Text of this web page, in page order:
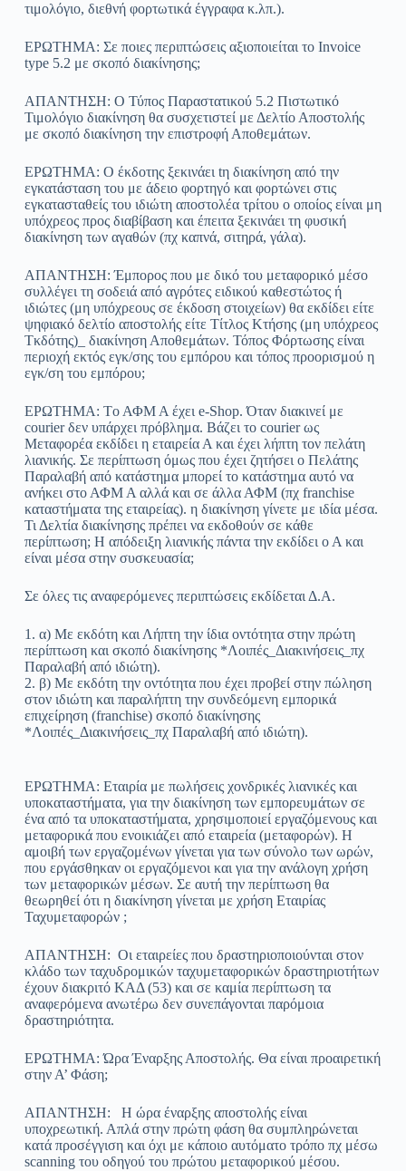
τιμολόγιο, διεθνή φορτωτικά έγγραφα κ.λπ.).
ΕΡΩΤΗΜΑ: Σε ποιες περιπτώσεις αξιοποιείται το Invoice
type 5.2 με σκοπό διακίνησης;
ΑΠΑΝΤΗΣΗ: Ο Τύπος Παραστατικού 5.2 Πιστωτικό
Τιμολόγιο διακίνηση θα συσχετιστεί με Δελτίο Αποστολής
με σκοπό διακίνηση την επιστροφή Αποθεμάτων.
ΕΡΩΤΗΜΑ: O έκδοτης ξεκινάει tη διακίνηση από την
εγκατάσταση του με άδειο φορτηγό και φορτώνει στις
εγκατασταθείς του ιδιώτη αποστολέα τρίτου ο οποίος είναι μη
υπόχρεος προς διαβίβαση και έπειτα ξεκινάει τη φυσική
διακίνηση των αγαθών (πχ καπνά, σιτηρά, γάλα).
ΑΠΑΝΤΗΣΗ: Έμπορος που με δικό του μεταφορικό μέσο
συλλέγει τη σοδειά από αγρότες ειδικού καθεστώτος ή
ιδιώτες (μη υπόχρεους σε έκδοση στοιχείων) θα εκδίδει είτε
ψηφιακό δελτίο αποστολής είτε Τίτλος Κτήσης (μη υπόχρεος
Τκδότης)_ διακίνηση Αποθεμάτων. Τόπος Φόρτωσης είναι
περιοχή εκτός εγκ/σης του εμπόρου και τόπος προορισμού η
εγκ/ση του εμπόρου;
ΕΡΩΤΗΜΑ: Tο ΑΦΜ Α έχει e-Shop. Όταν διακινεί με
courier δεν υπάρχει πρόβλημα. Βάζει το courier ως
Μεταφορέα εκδίδει η εταιρεία Α και έχει λήπτη τον πελάτη
λιανικής. Σε περίπτωση όμως που έχει ζητήσει ο Πελάτης
Παραλαβή από κατάστημα μπορεί το κατάστημα αυτό να
ανήκει στο ΑΦΜ Α αλλά και σε άλλα ΑΦΜ (πχ franchise
καταστήματα της εταιρείας). η διακίνηση γίνετε με ιδία μέσα.
Τι Δελτία διακίνησης πρέπει να εκδοθούν σε κάθε
περίπτωση; Η απόδειξη λιανικής πάντα την εκδίδει ο Α και
είναι μέσα στην συσκευασία;
Σε όλες τις αναφερόμενες περιπτώσεις εκδίδεται Δ.Α.
1. α) Με εκδότη και Λήπτη την ίδια οντότητα στην πρώτη
περίπτωση και σκοπό διακίνησης *Λοιπές_Διακινήσεις_πχ
Παραλαβή από ιδιώτη).
2. β) Με εκδότη την οντότητα που έχει προβεί στην πώληση
στον ιδιώτη και παραλήπτη την συνδεόμενη εμπορικά
επιχείρηση (franchise) σκοπό διακίνησης
*Λοιπές_Διακινήσεις_πχ Παραλαβή από ιδιώτη).
ΕΡΩΤΗΜΑ: Εταιρία με πωλήσεις χονδρικές λιανικές και
υποκαταστήματα, για την διακίνηση των εμπορευμάτων σε
ένα από τα υποκαταστήματα, χρησιμοποιεί εργαζόμενους και
μεταφορικά που ενοικιάζει από εταιρεία (μεταφορών). Η
αμοιβή των εργαζομένων γίνεται για των σύνολο των ωρών,
που εργάσθηκαν οι εργαζόμενοι και για την ανάλογη χρήση
των μεταφορικών μέσων. Σε αυτή την περίπτωση θα
θεωρηθεί ότι η διακίνηση γίνεται με χρήση Εταιρίας
Ταχυμεταφορών ;
ΑΠΑΝΤΗΣΗ: Οι εταιρείες που δραστηριοποιούνται στον
κλάδο των ταχυδρομικών ταχυμεταφορικών δραστηριοτήτων
έχουν διακριτό ΚΑΔ (53) και σε καμία περίπτωση τα
αναφερόμενα ανωτέρω δεν συνεπάγονται παρόμοια
δραστηριότητα.
ΕΡΩΤΗΜΑ: Ώρα Έναρξης Αποστολής. Θα είναι προαιρετική
στην Α’ Φάση;
ΑΠΑΝΤΗΣΗ: Η ώρα έναρξης αποστολής είναι
υποχρεωτική. Απλά στην πρώτη φάση θα συμπληρώνεται
κατά προσέγγιση και όχι με κάποιο αυτόματο τρόπο πχ μέσω
scanning του οδηγού του πρώτου μεταφορικού μέσου.